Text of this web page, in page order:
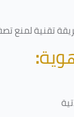
تقنية لمنع
: